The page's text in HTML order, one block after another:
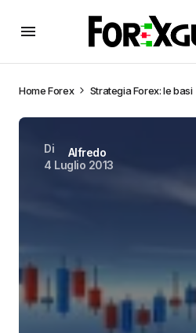
HomeForex Strategia Forex: le basi
Di
Alfredo
4 Luglio 2013